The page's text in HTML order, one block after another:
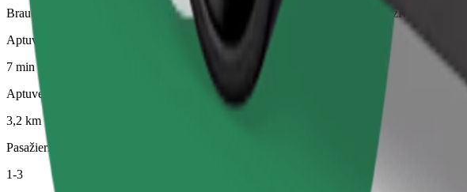
Braucieni Tev un Tavam mājdzīvniekam. Suņiem jāvalkā purngals, maziem dzīvniekiem
Aptuvenais brauciena ilgums
7 min
Aptuvenais attālums
3,2 km
Pasažieri
1-3